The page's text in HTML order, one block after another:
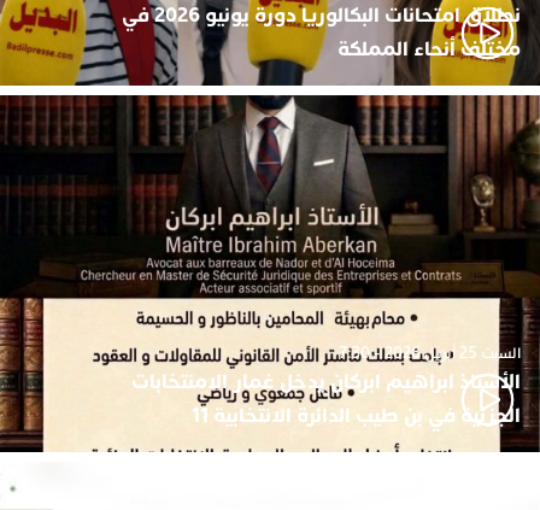
نطلاق امتحانات البكالوريا دورة يونيو 2026 في
مختلف أنحاء المملكة
السبت 25 أبريل 2026 - 7:30
الأستاذ ابراهيم ابركان يدخل غمار الامنتخابات
الجزئية في بن طيب الدائرة الانتخابية 11